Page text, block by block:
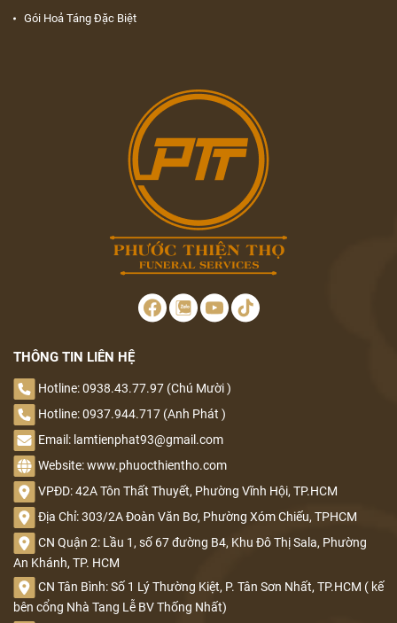
Gói Hoả Táng Đặc Biệt
THÔNG TIN LIÊN HỆ
Hotline: 0938.43.77.97 (Chú Mười )
Hotline: 0937.944.717 (Anh Phát )
Email: lamtienphat93@gmail.com
Website: www.phuocthientho.com
VPĐD: 42A Tôn Thất Thuyết, Phường Vĩnh Hội, TP.HCM
Địa Chỉ: 303/2A Đoàn Văn Bơ, Phường Xóm Chiếu, TPHCM
CN Quận 2: Lầu 1, số 67 đường B4, Khu Đô Thị Sala, Phường
An Khánh, TP. HCM
CN Tân Bình: Số 1 Lý Thường Kiệt, P. Tân Sơn Nhất, TP.HCM ( kế
bên cổng Nhà Tang Lễ BV Thống Nhất)